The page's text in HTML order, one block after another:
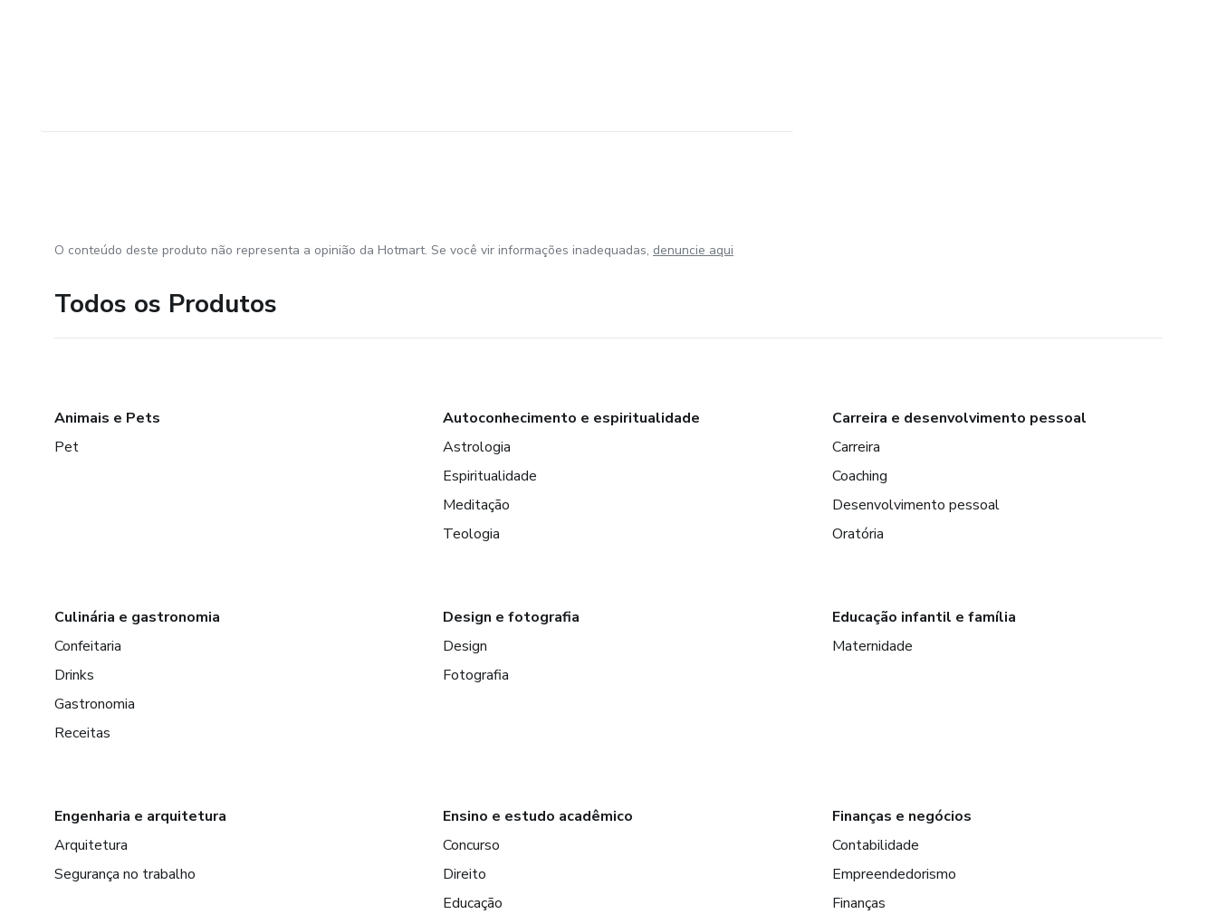
O conteúdo deste produto não representa a opinião da Hotmart. Se você vir informações inadequadas, denuncie aqui
Todos os Produtos
Animais e Pets
Pet
Autoconhecimento e espiritualidade
Astrologia
Espiritualidade
Meditação
Teologia
Carreira e desenvolvimento pessoal
Carreira
Coaching
Desenvolvimento pessoal
Oratória
Culinária e gastronomia
Confeitaria
Drinks
Gastronomia
Receitas
Design e fotografia
Design
Fotografia
Educação infantil e família
Maternidade
Engenharia e arquitetura
Arquitetura
Segurança no trabalho
Ensino e estudo acadêmico
Concurso
Direito
Educação
Finanças e negócios
Contabilidade
Empreendedorismo
Finanças